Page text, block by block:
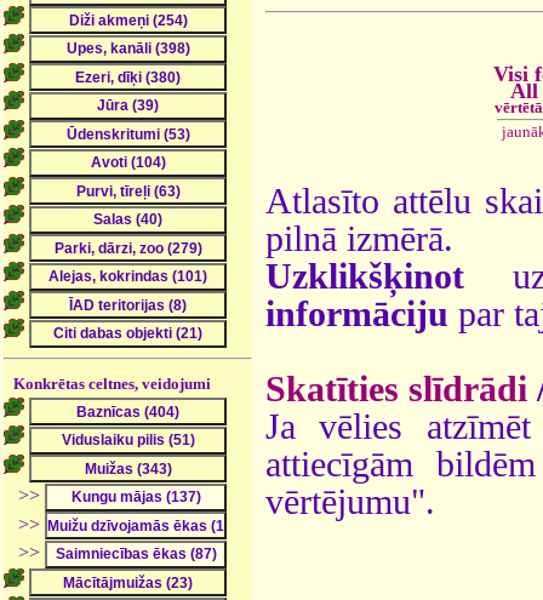
Konkrētas celtnes, veidojumi
>>
>>
>>
Visi
All
Atlasīto attēlu
pilnā izmērā.
Uzklikšķinot
informāciju par
Skatīties slīdrādi
Ja vēlies
attiecīgām
vērtējumu".